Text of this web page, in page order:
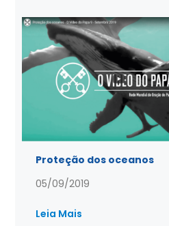
Proteção dos oceanos
05/09/2019
Leia Mais